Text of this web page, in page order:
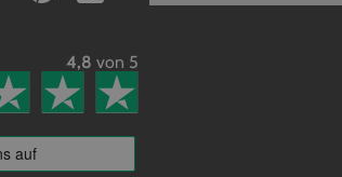
4,8 von 5